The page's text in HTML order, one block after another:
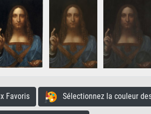
Favoris Sélectionnez la couleur